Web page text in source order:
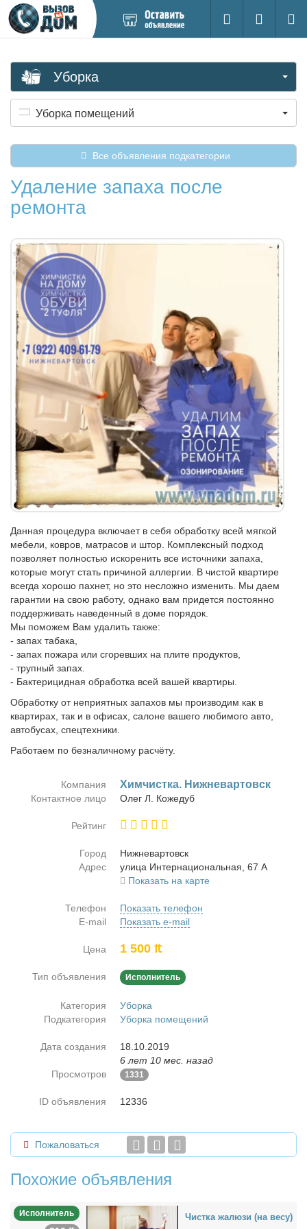
новое
Поиск
Вход на
Уборка
Уборка помещений
Все объявления подкатегории
Удаление запаха после
ремонта
Данная процедура включает в себя обработку всей мягкой
мебели, ковров, матрасов и штор. Комплексный подход
позволяет полностью искоренить все источники запаха,
которые могут стать причиной аллергии. В чистой квартире
всегда хорошо пахнет, но это несложно изменить. Мы даем
гарантии на свою работу, однако вам придется постоянно
поддерживать наведенный в доме порядок.
Мы поможем Вам удалить также:
- запах табака,
- запах пожара или сгоревших на плите продуктов,
- трупный запах.
- Бактерицидная обработка всей вашей квартиры.
Обработку от неприятных запахов мы производим как в
квартирах, так и в офисах, салоне вашего любимого авто,
автобусах, спецтехники.
Работаем по безналичному расчёту.
Компания Хим­чист­ка. Ниж­не­вар­товск
Контактное лицо Олег Л. Ко­же­дуб
Рейтинг
Город
Ниж­не­вар­товск
Адрес
ули­ца Ин­тер­на­цио­наль­ная, 67 А
Показать на карте
Телефон
Показать телефон
E-mail
Показать e-mail
Цена 1 500 ₶
Тип объявления Исполнитель
Категория
Уборка
Подкатегория
Уборка помещений
Дата создания
18.10.2019
6 лет 10 мес. назад
Просмотров
1331
ID объявления 12336
Пожаловаться
Похожие объявления
Исполнитель Чист­ка жа­лю­зи (на ве­су)